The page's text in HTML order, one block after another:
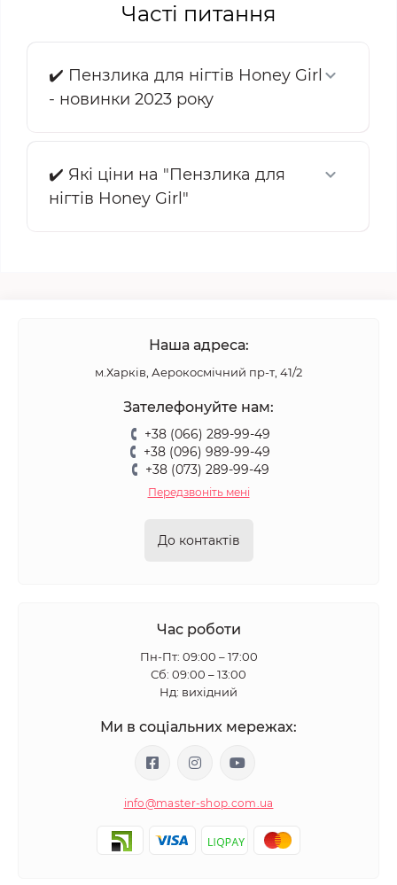
Часті питання
✔️ Пензлика для нігтів Honey Girl
- новинки 2023 року
✔️ Які ціни на "Пензлика для
нігтів Honey Girl"
Наша адреса:
м.Харків, Аерокосмічний пр-т, 41/2
Зателефонуйте нам:
+38 (066) 289-99-49
+38 (096) 989-99-49
+38 (073) 289-99-49
Передзвоніть мені
До контактів
Час роботи
Пн-Пт: 09:00 – 17:00
Сб: 09:00 – 13:00
Нд: вихідний
Ми в соціальних мережах:
info@master-shop.com.ua